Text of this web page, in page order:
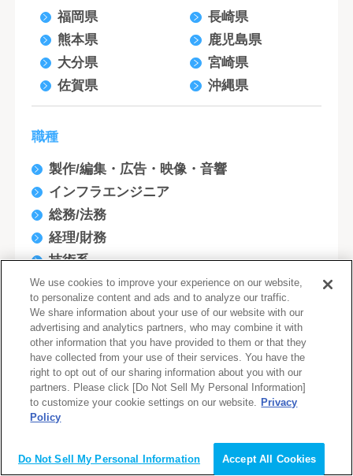
福岡県
長崎県
熊本県
鹿児島県
大分県
宮崎県
佐賀県
沖縄県
職種
製作/編集・広告・映像・音響
インフラエンジニア
総務/法務
経理/財務
技術系
生産技術／プロセス開発（機械・メカトロ）
研究開発/回路設計/実装設計(電気/電子/半導
体)
開発エンジニア
人事・総務
設計/開発(建築/土木/不動産)
研究開発/生産/製造技術開発(化学/素材)
企画/商品開発/マーケティング
社内情報システム/EDP/MIS
We use cookies to improve your experience on our website,
to personalize content and ads and to analyze our traffic.
We share information about your use of our website with our
advertising and analytics partners, who may combine it with
other information that you have provided to them or that they
have collected from your use of their services. You have the
right to opt out of our sharing information about you with our
partners. Please click [Do Not Sell My Personal Information]
to customize your cookie settings on our website. Privacy
Policy
Do Not Sell My Personal Information Accept All Cookies